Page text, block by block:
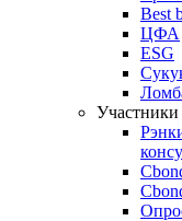
Best
ЦФА
ESG